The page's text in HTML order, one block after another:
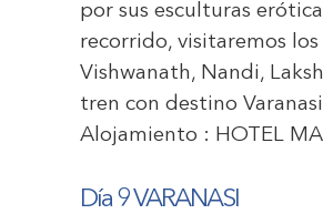
por sus esculturas
recorrido, visitaremos
Vishwanath, Nandi,
tren con destino
Alojamiento : HOTEL
Día 9 VARANASI